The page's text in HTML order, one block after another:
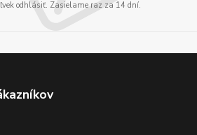
odhlásiť. Zasielame raz za 14 dní.